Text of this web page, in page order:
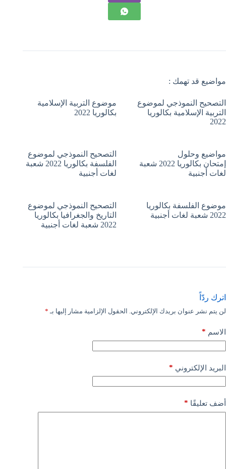
مواضيع قد تهمك :
التصحيح النموذجي لموضوع
التربية الإسلامية بكالوريا
2022
موضوع التربية الإسلامية
بكالوريا 2022
مواضيع وحلول
إمتحان بكالوريا 2022 شعبة
لغات أجنبية
التصحيح النموذجي لموضوع
الفلسفة بكالوريا 2022 شعبة
لغات أجنبية
موضوع الفلسفة بكالوريا
2022 شعبة لغات أجنبية
التصحيح النموذجي لموضوع
التاريخ والجغرافيا بكالوريا
2022 شعبة لغات أجنبية
اترك ردّاً
لن يتم نشر عنوان بريدك الإلكتروني. الحقول الإلزامية مشار إليها بـ *
الاسم *
البريد الإلكتروني *
أضف تعليقًا *